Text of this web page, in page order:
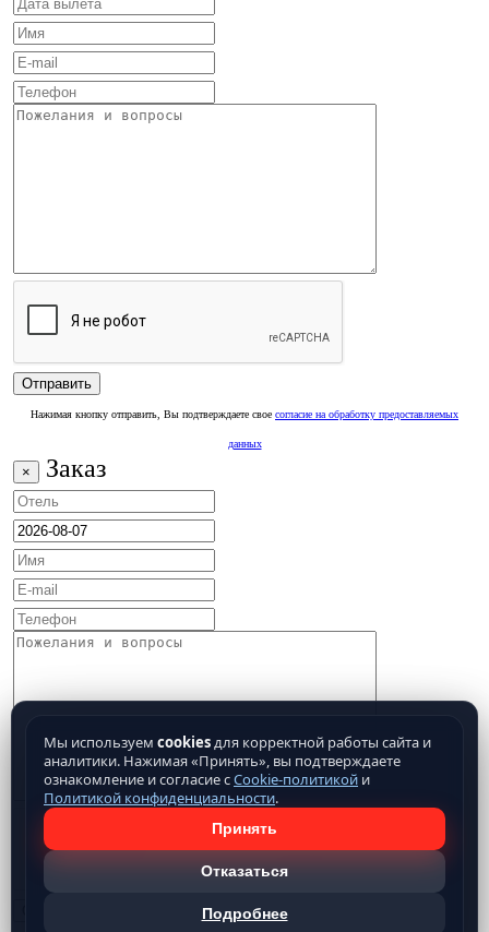
Нажимая кнопку отправить, Вы подтверждаете свое согласие на обработку предоставляемых
данных
× Заказ
Мы используем cookiesдля корректной работы сайта и
аналитики. Нажимая «Принять», вы подтверждаете
ознакомление и согласие сCookie-политикой и
Политикой конфиденциальности.
Принять
Отказаться
Подробнее